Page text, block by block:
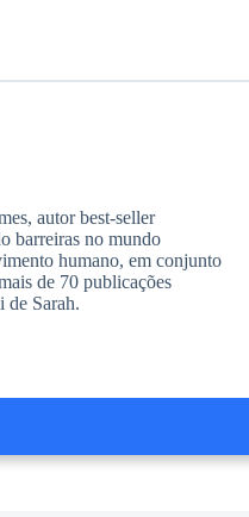
autor best-seller
barreiras no mundo
humano, em conjunto
de 70 publicações
de Sarah.